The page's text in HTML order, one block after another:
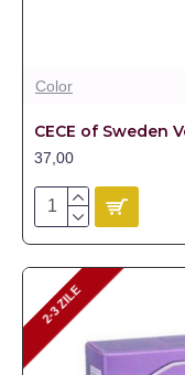
Color
CECE of Sweden
37,00
2-3 ZILE
2-3 ZILE